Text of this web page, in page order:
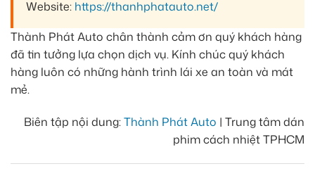
Website: https://thanhphatauto.net/
Thành Phát Auto chân thành cảm ơn quý khách hàng
đã tin tưởng lựa chọn dịch vụ. Kính chúc quý khách
hàng luôn có những hành trình lái xe an toàn và mát
mẻ.
Biên tập nội dung:Thành Phát Auto | Trung tâm dán
phim cách nhiệt TPHCM